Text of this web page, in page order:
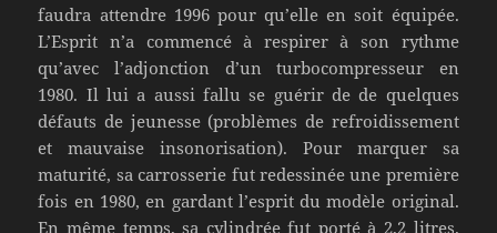
faudra attendre 1996 pour qu’elle en soit équipée.
L’Esprit n’a commencé à respirer à son rythme
qu’avec l’adjonction d’un turbocompresseur en
1980. Il lui a aussi fallu se guérir de de quelques
défauts de jeunesse (problèmes de refroidissement
et mauvaise insonorisation). Pour marquer sa
maturité, sa carrosserie fut redessinée une première
fois en 1980, en gardant l’esprit du modèle original.
En même temps, sa cylindrée fut porté à 2,2 litres.